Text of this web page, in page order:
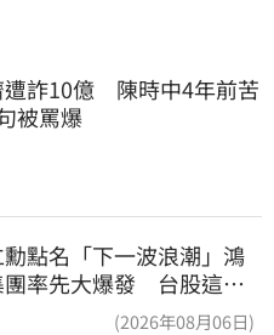
詐10億　陳時中4年前苦
被罵爆
點名「下一波浪潮」鴻
團率先大爆發 台股這族
(2026年08月06日)